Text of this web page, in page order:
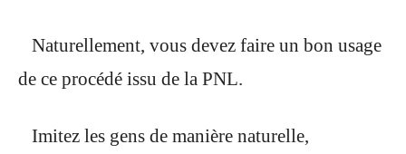
Naturellement, vous devez faire un bon usage
de ce procédé issu de la PNL.
Imitez les gens de manière naturelle,